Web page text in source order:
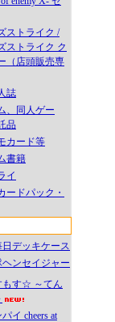
ストライク /
ストライク ク
（店頭販売専
誌
、同人ゲー
品
カード等
書籍
イ
ードパック・
デッキケース
ンセイジャー
もす☆ ～てん
イ cheers at